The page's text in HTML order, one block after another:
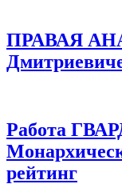
ПРАВАЯ
Работа
рейтинг